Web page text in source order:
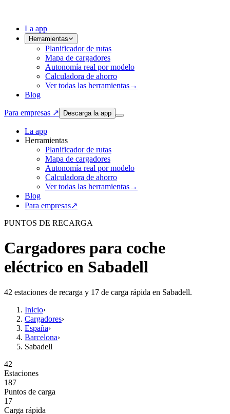
La app
Herramientas
Planificador de rutas
Mapa de cargadores
Autonomía real por modelo
Calculadora de ahorro
Ver todas las herramientas→
Blog
Para empresas ↗ Descarga la app
La app
Herramientas
Planificador de rutas
Mapa de cargadores
Autonomía real por modelo
Calculadora de ahorro
Ver todas las herramientas→
Blog
Para empresas↗
PUNTOS DE RECARGA
Cargadores para coche
eléctrico en Sabadell
42 estaciones de recarga y 17 de carga rápida en Sabadell.
Inicio›
Cargadores›
España›
Barcelona›
Sabadell
42
Estaciones
187
Puntos de carga
17
Carga rápida